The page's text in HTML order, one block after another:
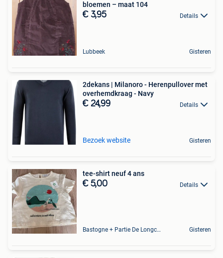
bloemen – maat 104
€ 3,95 Details
Lubbeek Gisteren
2dekans | Milanoro - Herenpullover met
overhemdkraag - Navy
€ 24,99 Details
Bezoek website Gisteren
tee-shirt neuf 4 ans
€ 5,00 Details
Bastogne + Partie De Longchamps Et Sibret Gisteren